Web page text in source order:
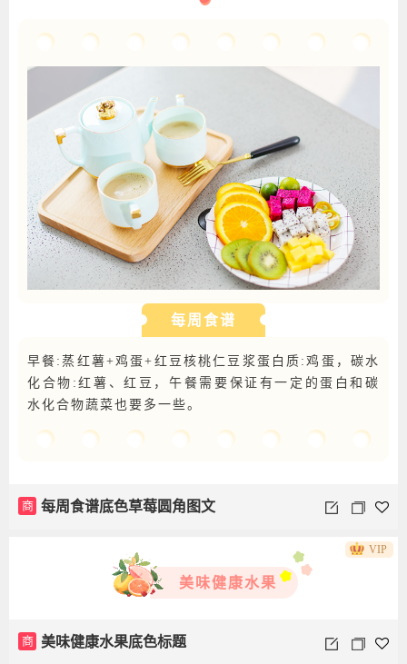
每周食谱
早餐:蒸红薯+鸡蛋+红豆核桃仁豆浆蛋白质:鸡蛋，碳水
化合物:红薯、红豆，午餐需要保证有一定的蛋白和碳
水化合物蔬菜也要多一些。
商 每周食谱底色草莓圆角图文
美味健康水果
商 美味健康水果底色标题
VIP